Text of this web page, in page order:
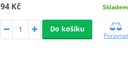
94 Kč Skladem
Do košíku
Porovnat